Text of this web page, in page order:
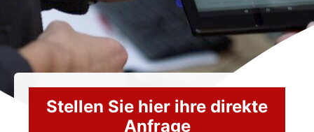
Stellen Sie hier ihre direkte
Anfrage